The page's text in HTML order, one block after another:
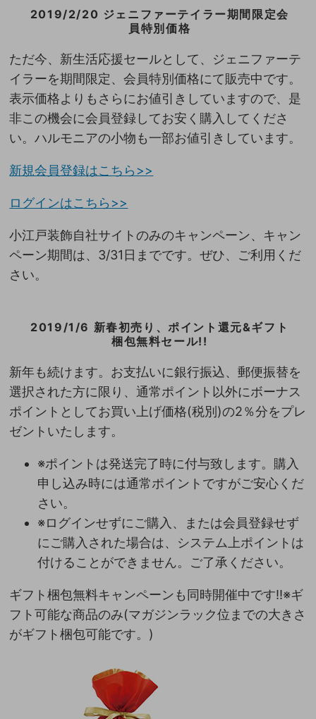
2019/2/20 ジェニファーテイラー期間限定会
員特別価格
ただ今、新生活応援セールとして、ジェニファーテ
イラーを期間限定、会員特別価格にて販売中です。
表示価格よりもさらにお値引きしていますので、是
非この機会に会員登録してお安く購入してくださ
い。ハルモニアの小物も一部お値引きしています。
新規会員登録はこちら>>
ログインはこちら>>
小江戸装飾自社サイトのみのキャンペーン、キャン
ペーン期間は、3/31日までです。ぜひ、ご利用くだ
さい。
2019/1/6 新春初売り、ポイント還元&ギフト
梱包無料セール!!
新年も続けます。お支払いに銀行振込、郵便振替を
選択された方に限り、通常ポイント以外にボーナス
ポイントとしてお買い上げ価格(税別)の2％分をプレ
ゼントいたします。
※ポイントは発送完了時に付与致します。購入
申し込み時には通常ポイントですがご安心くだ
さい。
※ログインせずにご購入、または会員登録せず
にご購入された場合は、システム上ポイントは
付けることができません。ご了承ください。
ギフト梱包無料キャンペーンも同時開催中です!!※ギ
フト可能な商品のみ(マガジンラック位までの大きさ
がギフト梱包可能です。)